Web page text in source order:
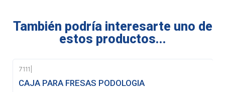
También podría interesarte uno de
estos productos...
7111
CAJA PARA FRESAS PODOLOGIA